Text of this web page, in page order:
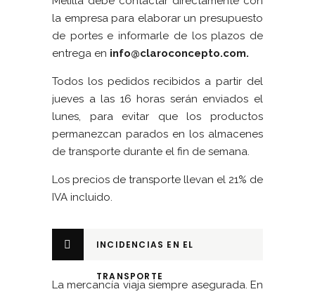
la empresa para elaborar un presupuesto
de portes e informarle de los plazos de
entrega en info@claroconcepto.com.
Todos los pedidos recibidos a partir del
jueves a las 16 horas serán enviados el
lunes, para evitar que los productos
permanezcan parados en los almacenes
de transporte durante el fin de semana.
Los precios de transporte llevan el 21% de
IVA incluido.
INCIDENCIAS EN EL
TRANSPORTE
La mercancía viaja siempre asegurada. En